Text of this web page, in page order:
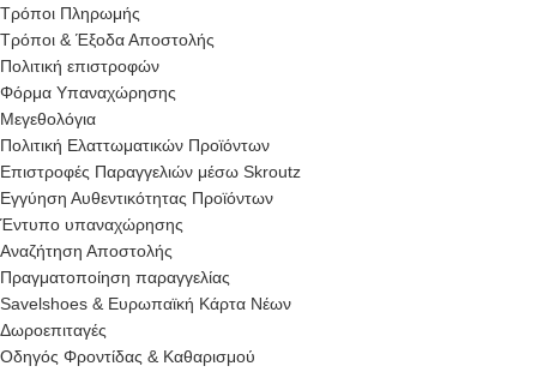
Τρόποι Πληρωμής
Τρόποι & Έξοδα Αποστολής
Πολιτική επιστροφών
Φόρμα Υπαναχώρησης
Μεγεθολόγια
Πολιτική Ελαττωματικών Προϊόντων
Επιστροφές Παραγγελιών μέσω Skroutz
Εγγύηση Αυθεντικότητας Προϊόντων
Έντυπο υπαναχώρησης
Αναζήτηση Αποστολής
Πραγματοποίηση παραγγελίας
Savelshoes & Ευρωπαϊκή Κάρτα Νέων
Δωροεπιταγές
Οδηγός Φροντίδας & Καθαρισμού